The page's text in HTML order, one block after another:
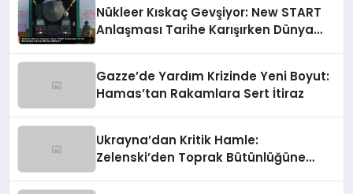
Nükleer Kıskaç Gevşiyor: New START
Anlaşması Tarihe Karışırken Dünya
Gazze’de Yardım Krizinde Yeni Boyut:
Hamas’tan Rakamlara Sert İtiraz
Ukrayna’dan Kritik Hamle:
Zelenski’den Toprak Bütünlüğüne